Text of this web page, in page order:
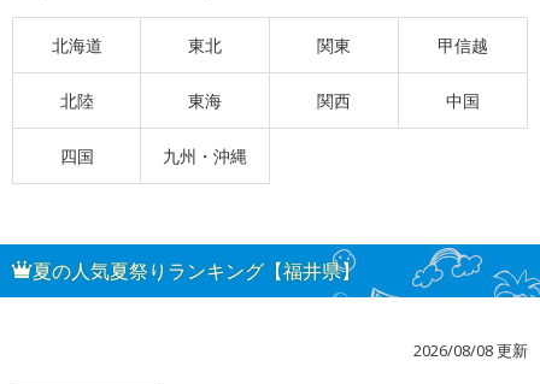
北海道 東北 関東 甲信越
北陸 東海 関西 中国
四国 九州・沖縄
夏の人気夏祭りランキング【福井県】
2026/08/08 更新